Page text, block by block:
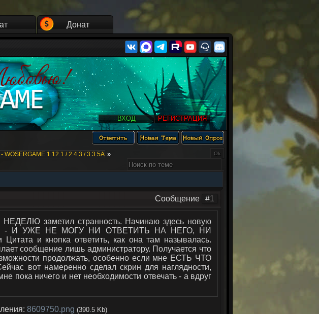
Донат
ВХОД РЕГИСТРАЦИЯ
1.12.1 / 2.4.3 / 3.3.5А »
Сообщение #1
заметил странность. Начинаю здесь новую
- И УЖЕ НЕ МОГУ НИ ОТВЕТИТЬ НА НЕГО, НИ
и кнопка ответить, как она там называлась.
сообщение лишь администратору. Получается что
продолжать, особенно если мне ЕСТЬ ЧТО
вот намеренно сделал скрин для наглядности,
пока ничего и нет необходимости отвечать - а вдруг
8609750.png (390.5 Kb)